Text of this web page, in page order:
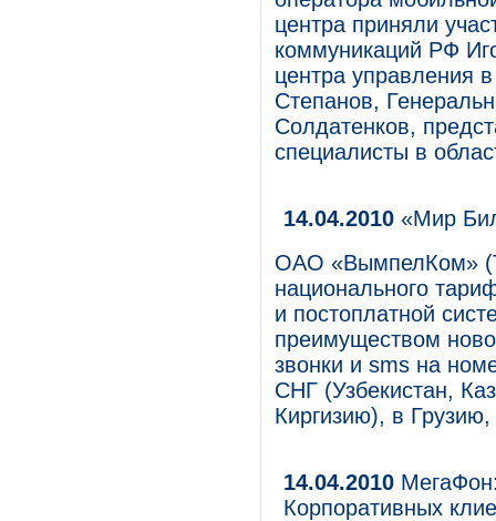
центра приняли
коммуникаций РФ
центра управления
Степанов,
Солдатенков,
специалисты в
14.04.2010 «Мир
ОАО «ВымпелКом»
национального
и постоплатной
преимуществом
звонки и sms на
СНГ (Узбекистан,
Киргизию), в
14.04.2010
Корпоративных